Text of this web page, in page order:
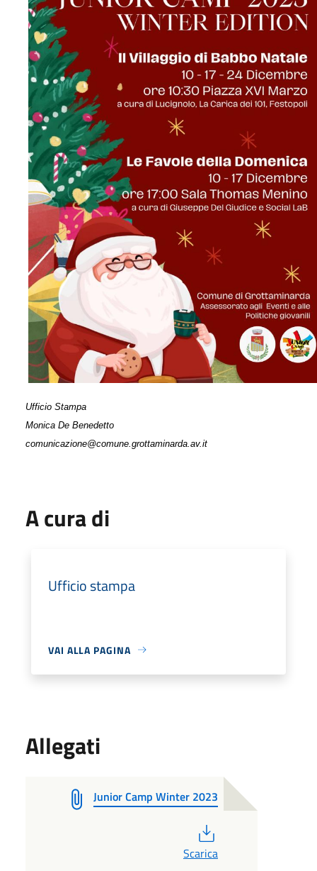
Ufficio Stampa
Monica De Benedetto
comunicazione@comune.grottaminarda.av.it
A cura di
Ufficio stampa
VAI ALLA PAGINA
Allegati
Junior Camp Winter 2023
Scarica